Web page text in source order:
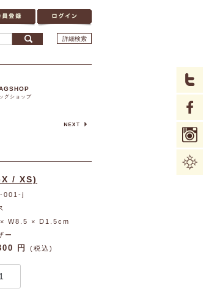
詳細検索
グショップ
/ XS)
001-j
W8.5 × D1.5cm
ー
円 (税込)